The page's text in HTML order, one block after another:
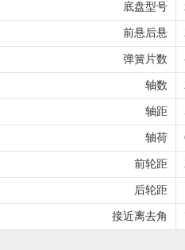
底盘型号
前悬后悬
弹簧片数
轴数
轴距
轴荷
前轮距
后轮距
接近离去角